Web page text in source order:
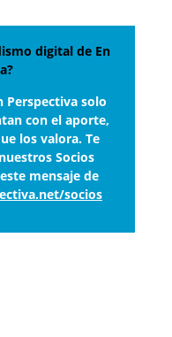
digital de En
Perspectiva solo
con el aporte,
los valora. Te
Socios
mensaje de
socios